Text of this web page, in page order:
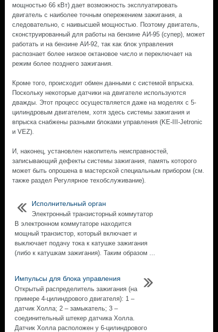
мощностью 66 кВт) дает возможность эксплуатировать
двигатель с наиболее точным опережением зажигания, а
следовательно, с наивысшей мощностью. Поэтому двигатель,
сконструированный для работы на бензине АИ-95 (супер), может
работать и на бензине АИ-92, так как блок управления
распознает более низкое октановое число и переключает на
режим более позднего зажигания.
Кроме того, происходит обмен данными с системой впрыска.
Поскольку некоторые датчики на двигателе используются
дважды. Этот процесс осуществляется даже на моделях с 5-
цилиндровым двигателем, хотя здесь системы зажигания и
впрыска снабжены разными блоками управления (KE-III-Jetronic
и VEZ).
И, наконец, установлен накопитель неисправностей,
записывающий дефекты системы зажигания, память которого
может быть опрошена в мастерской специальным прибором (см.
также раздел Регулярное техобслуживание).
Исполнительный орган
Электронный транзисторный коммутатор
В электронном коммутаторе находится
мощный транзистор, который включает и
выключает подачу тока к катушке зажигания
(либо к катушкам зажигания). Таким образом ...
Импульсы для блока управления
Открытый распределитель зажигания (на
примере 4-цилиндрового двигателя): 1 –
датчик Холла; 2 – замыкатель; 3 –
соединительный штекер датчика Холла.
Датчик Холла расположен у 6-цилиндрового